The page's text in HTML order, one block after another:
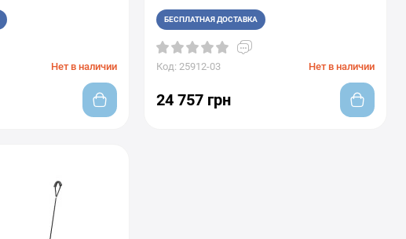
Нет в наличии
БЕСПЛАТНАЯ ДОСТАВКА
Код: 25912-03 Нет в наличии
24 757 грн